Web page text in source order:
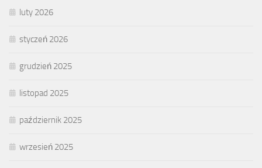
luty 2026
styczeń 2026
grudzień 2025
listopad 2025
październik 2025
wrzesień 2025